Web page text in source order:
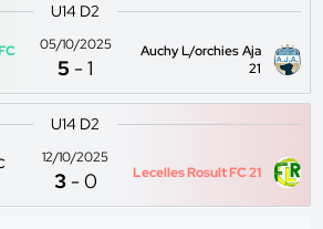
U14 D2
05/10/2025
5 -1
Auchy L/orchies Aja
21
U14 D2
12/10/2025
3 -0 Lecelles Rosult FC 21